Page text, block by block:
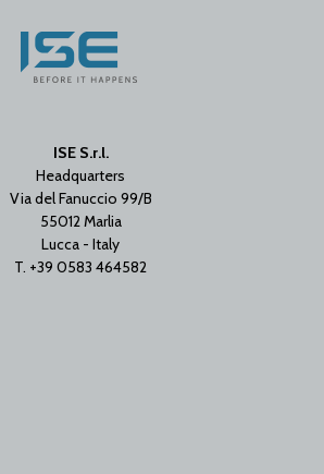
ISE S.r.l.
Headquarters
Via del Fanuccio 99/B
55012 Marlia
Lucca - Italy
T. +39 0583 464582